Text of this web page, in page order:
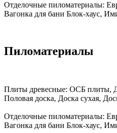
Отделочные пиломатериалы:
Вагонка для бани Блок-хаус,
Пиломатериалы
Плиты древесные: ОСБ плиты,
Половая доска, Доска сухая,
Отделочные пиломатериалы:
Вагонка для бани Блок-хаус,